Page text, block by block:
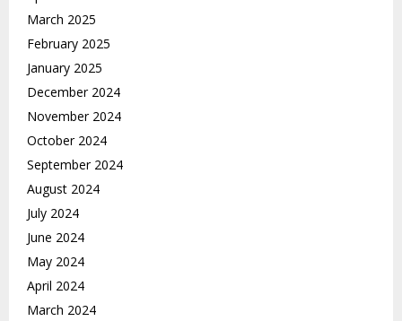
March 2025
February 2025
January 2025
December 2024
November 2024
October 2024
September 2024
August 2024
July 2024
June 2024
May 2024
April 2024
March 2024